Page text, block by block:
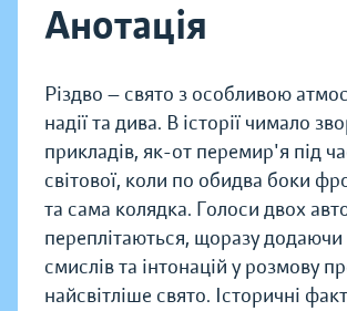
Анотація
Різдво — свято з особливою
надії та дива. В історії чимало
прикладів, як-от перемир'я під
світової, коли по обидва боки
та сама колядка. Голоси двох
переплітаються, щоразу
смислів та інтонацій у розмову
найсвітліше свято. Історичні